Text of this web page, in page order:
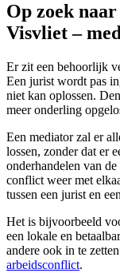
Op zoek
Visvliet –
Er zit een behoorlijk
Een jurist wordt pas
niet kan oplossen.
meer onderling
Een mediator zal er
lossen, zonder dat er
onderhandelen van
conflict weer met
tussen een jurist en
Het is bijvoorbeeld
een lokale en
andere ook in te
arbeidsconflict.